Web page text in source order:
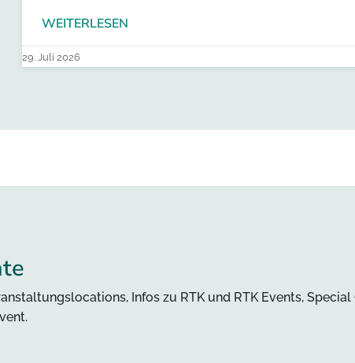
WEITERLESEN
29. Juli 2026
Infos zu RTK und RTK Events, Special